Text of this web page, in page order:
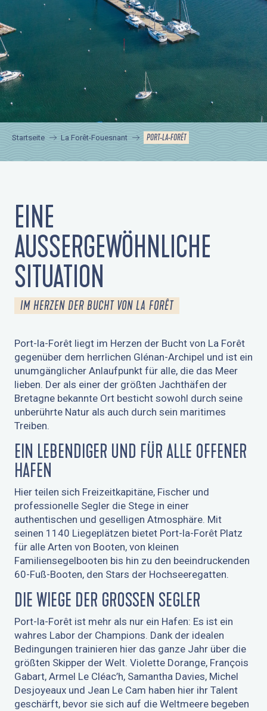
Startseite La Forêt-Fouesnant PORT-LA-FORÊT
EINE
AUSSERGEWÖHNLICHE S
ITUATION
IM HERZEN DER BUCHT VON LA FORÊT
Port-la-Forêt liegt im Herzen der Bucht von La Forêt
gegenüber dem herrlichen Glénan-Archipel und ist ein
unumgänglicher Anlaufpunkt für alle, die das Meer
lieben. Der als einer der größten Jachthäfen der
Bretagne bekannte Ort besticht sowohl durch seine
unberührte Natur als auch durch sein maritimes
Treiben.
EIN LEBENDIGER UND FÜR ALLE OFFENER
HAFEN
Hier teilen sich Freizeitkapitäne, Fischer und
professionelle Segler die Stege in einer
authentischen und geselligen Atmosphäre. Mit
seinen 1140 Liegeplätzen bietet Port-la-Forêt Platz
für alle Arten von Booten, von kleinen
Familiensegelbooten bis hin zu den beeindruckenden
60-Fuß-Booten, den Stars der Hochseeregatten.
DIE WIEGE DER GROSSEN SEGLER
Port-la-Forêt ist mehr als nur ein Hafen: Es ist ein
wahres Labor der Champions. Dank der idealen
Bedingungen trainieren hier das ganze Jahr über die
größten Skipper der Welt. Violette Dorange, François
Gabart, Armel Le Cléac’h, Samantha Davies, Michel
Desjoyeaux und Jean Le Cam haben hier ihr Talent
geschärft, bevor sie sich auf die Weltmeere begeben